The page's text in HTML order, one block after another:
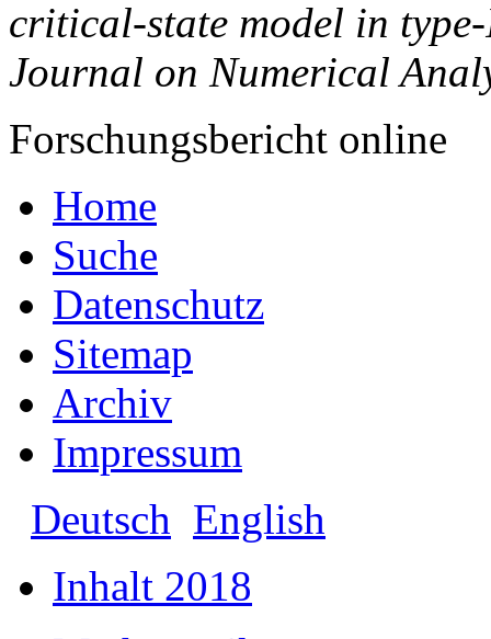
critical-state model in
Journal on Numerical
Forschungsbericht online
Home
Suche
Datenschutz
Sitemap
Archiv
Impressum
Deutsch English
Inhalt 2018